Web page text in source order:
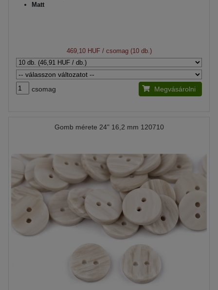
Matt
469,10 HUF/ csomag (10 db.)
csomag Megvásárolni
Gomb mérete 24" 16,2 mm 120710